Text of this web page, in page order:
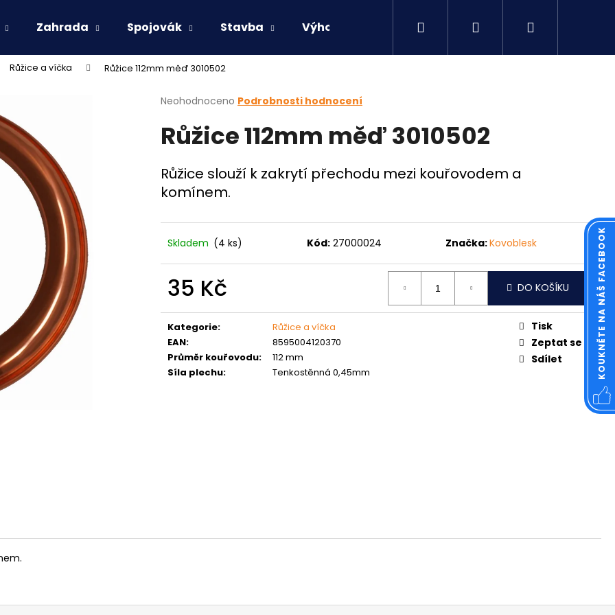
Zahrada Spojovák Stavba Výhodné sety Kontakty Přihlášení
Růžice a víčka Růžice 112mm měď 3010502
Průměrné
produktu
je
z
5
hvězdiček.
Neohodnoceno Podrobnosti hodnocení
Růžice 112mm měď 3010502
Růžice slouží k zakrytí přechodu mezi kouřovodem a
komínem.
Skladem (4 ks) Kód: 27000024 Značka:Kovoblesk
35 Kč
cena:
DO KOŠÍKU
Kategorie:
Růžice a víčka
EAN:
8595004120370
Průměr kouřovodu:
112 mm
Síla plechu: Tenkostěnná 0,45mm
Tisk
Zeptat se
Sdílet
Co potřebujete najít?
HLEDAT
Doporučujeme
Následující
MATICE ŠESTIHRANNÁ PRODLOUŽENÁ
POZINK
Kč
PODLOŽKA PÉROVÁ ČTVERCOVÁ NEREZ
KOUKNĚTE NA NÁŠ FACEBOOK